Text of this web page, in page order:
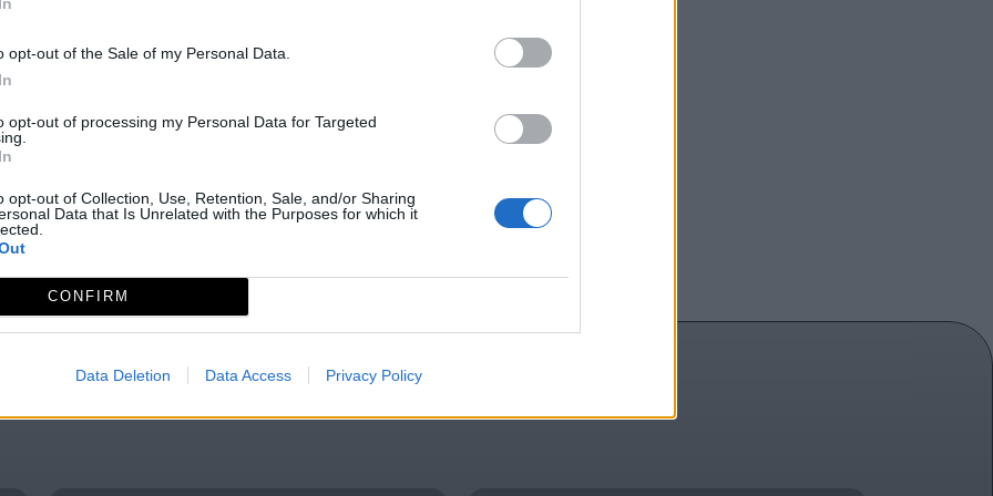
opt-out of the Sale of my Personal Data.
opt-out of processing my Personal Data for Targeted
opt-out of Collection, Use, Retention, Sale, and/or Sharing
Data that Is Unrelated with the Purposes for which it
CONFIRM
Data Deletion Data Access Privacy Policy
Paisajística
La Mayor
de Alconétar,
del Madroño,
del...
Ramiro y Embalse de Portaje
Cachorrilla